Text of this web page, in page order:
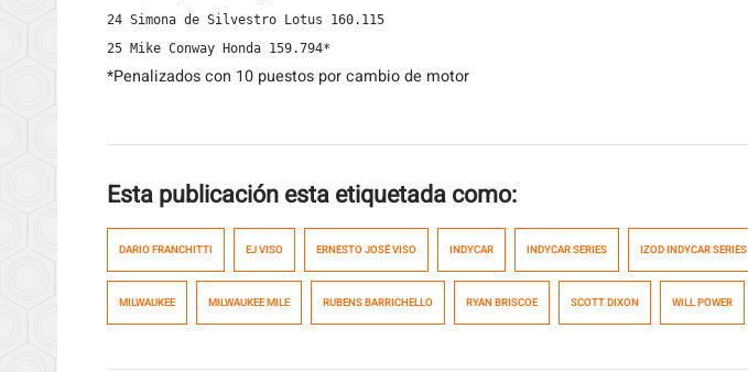
24 Simona de Silvestro Lotus 160.115
25 Mike Conway Honda 159.794*
*Penalizados con 10 puestos por cambio de motor
Esta publicación esta etiquetada como:
DARIO FRANCHITTI EJ VISO ERNESTO JOSÉ VISO INDYCAR INDYCAR SERIES IZOD INDYCAR SERIES
MILWAUKEE MILWAUKEE MILE RUBENS BARRICHELLO RYAN BRISCOE SCOTT DIXON WILL POWER